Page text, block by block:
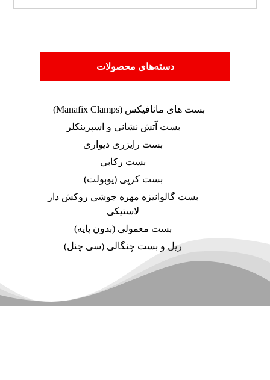
دسته‌های محصولات
بست های مانافیکس (Manafix Clamps)
بست آتش نشانی و اسپرینکلر
بست رایزری دیواری
بست رکابی
بست کرپی (یوبولت)
بست گالوانیزه مهره جوشی روکش دار
لاستیکی
بست معمولی (بدون پایه)
ریل و بست چنگالی (سی چنل)